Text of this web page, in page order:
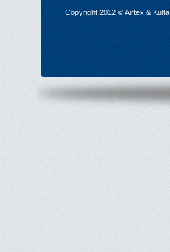
Copyright 2012 © Airtex & Kulta